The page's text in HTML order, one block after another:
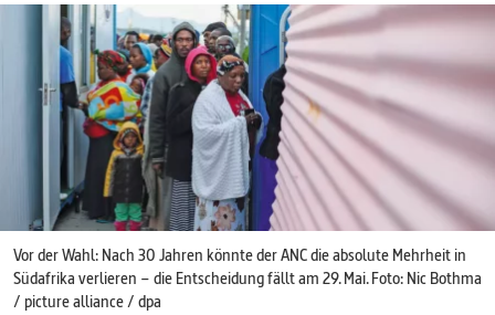
Vor der Wahl: Nach 30 Jahren könnte der ANC die absolute Mehrheit in
Süd­afrika verlieren – die Entscheidung fällt am 29. Mai. Foto: Nic Bothma
/ picture alliance / dpa